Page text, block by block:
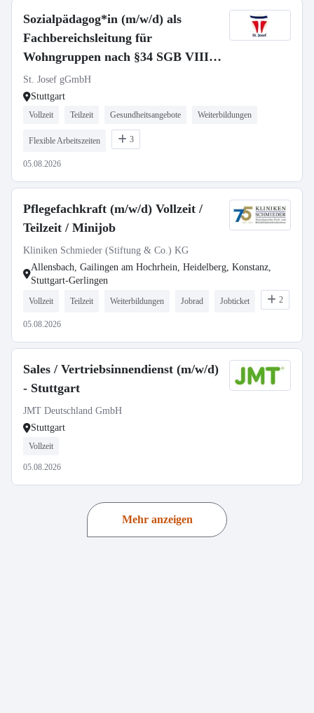
Sozialpädagog*in (m/w/d) als
Fachbereichsleitung für
Wohngruppen nach §34 SGB VIII -
Vollzeit / Teilzeit
St. Josef gGmbH
Stuttgart
Vollzeit Teilzeit Gesundheitsangebote Weiterbildungen
Flexible Arbeitszeiten 3
05.08.2026
Pflegefachkraft (m/w/d) Vollzeit /
Teilzeit / Minijob
Kliniken Schmieder (Stiftung & Co.) KG
Allensbach, Gailingen am Hochrhein, Heidelberg, Konstanz,
Stuttgart-Gerlingen
Vollzeit Teilzeit Weiterbildungen Jobrad Jobticket 2
05.08.2026
Sales / Vertriebsinnendienst (m/w/d)
- Stuttgart
JMT Deutschland GmbH
Stuttgart
Vollzeit
05.08.2026
Mehr anzeigen